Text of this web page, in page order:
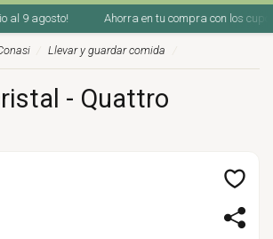
9 agosto! Ahorra en tu compra con los
Llevar y guardar comida
- Quattro